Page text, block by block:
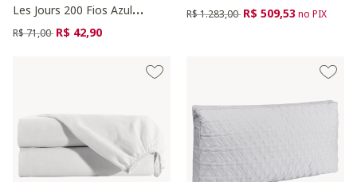
Les Jours 200 Fios Azul
Marinho
Preço reduzido de
R$ 71,00 para
R$ 42,90
Preço reduzido de
R$ 1.283,00 para
R$ 509,53no PIX